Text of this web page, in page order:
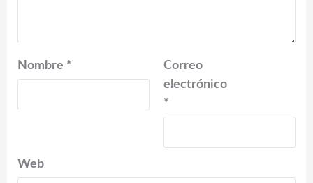
Nombre *
Correo
electrónico
*
Web